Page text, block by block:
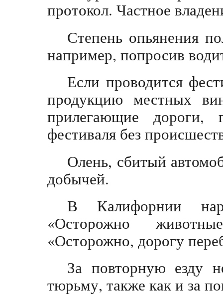
протокол. Частное
Степень опьянения
например, попросив
Если проводится
продукцию местных
прилегающие дороги,
фестиваля без
Олень, сбитый
добычей.
В Калифорнии
«Осторожно
«Осторожно, дорогу
За повторную езду
тюрьму, также как и за